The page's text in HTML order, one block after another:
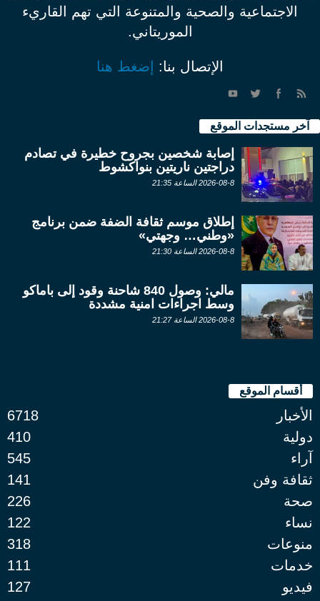
الاجتماعية والصحية والمتنوعة التي تهم القاريء
الموريتاني.
الإتصال بنا: إضغط هنا
آخر مستجدات الموقع
إصابة شخصين بجروح خطيرة في تصادم
دراجتين ناريتين بنواكشوط
2026-08-8 الساعة 21:35
إطلاق موسم ثقافة الضفة ضمن برنامج
«وطني… وجهتي»
2026-08-8 الساعة 21:30
مالي: وصول 840 شاحنة وقود إلى باماكو
وسط اجراءات امنية مشددة
2026-08-8 الساعة 21:27
أقسام الموقع
الأخبار
6718
دولية
410
آراء
545
ثقافة وفن
141
صحة
226
نساء
122
منوعات
318
خدمات
111
فيديو
127